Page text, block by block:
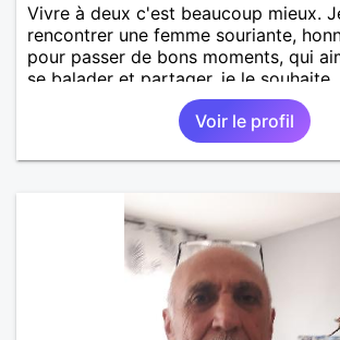
Vivre à deux c'est beaucoup mieux.
rencontrer une femme souriante,
pour passer de bons moments, qui
se balader et partager, je le
complicité. J'aime beaucoup les
randonnée pour se défouler, se
et finalement prendre du bon temps.
de tout dire en quelques lignes. En
d'informations. A bientôt
Voir le profil